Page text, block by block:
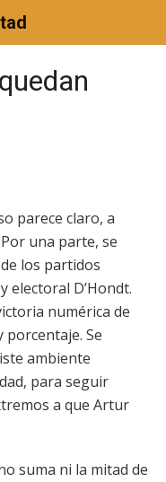
parece claro, a
una parte, se
los partidos
electoral D’Hondt.
numérica de
Se
ambiente
para seguir
a que Artur
suma ni la mitad de